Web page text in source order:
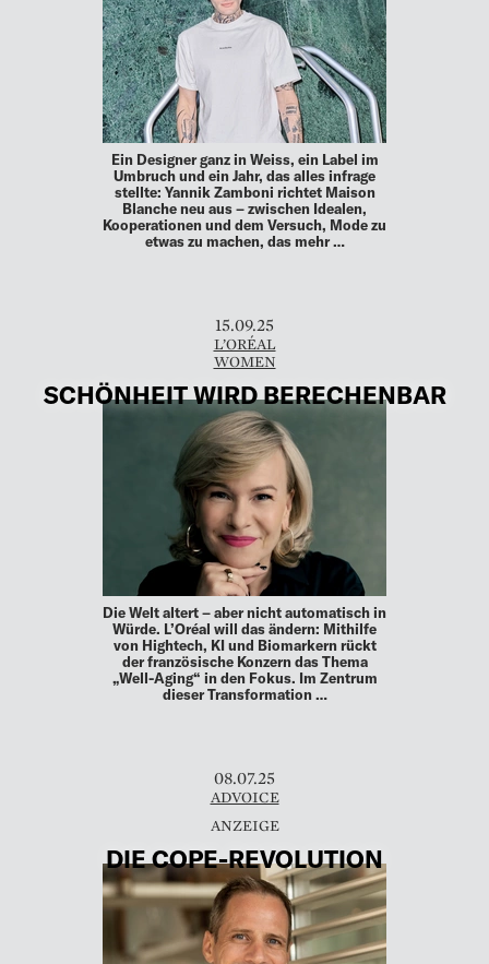
Ein Designer ganz in Weiss, ein Label im
Umbruch und ein Jahr, das alles infrage
stellte: Yannik Zamboni richtet Maison
Blanche neu aus – zwischen Idealen,
Kooperationen und dem Versuch, Mode zu
etwas zu machen, das mehr …
15.09.25
L’ORÉAL
WOMEN
SCHÖNHEIT WIRD BERECHENBAR
Die Welt altert – aber nicht automatisch in
Würde. L’Oréal will das ändern: Mithilfe
von Hightech, KI und Biomarkern rückt
der französische Konzern das Thema
„Well-Aging“ in den Fokus. Im Zentrum
dieser Transformation …
08.07.25
ADVOICE
DIE COPE-REVOLUTION